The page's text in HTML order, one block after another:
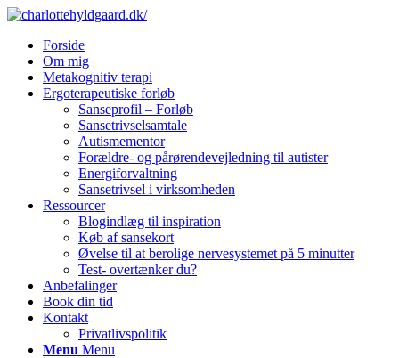
Forside
Om mig
Metakognitiv terapi
Ergoterapeutiske forløb
Sanseprofil – Forløb
Sansetrivselsamtale
Autismementor
Forældre- og pårørendevejledning til autister
Energiforvaltning
Sansetrivsel i virksomheden
Ressourcer
Blogindlæg til inspiration
Køb af sansekort
Øvelse til at berolige nervesystemet på 5 minutter
Test- overtænker du?
Anbefalinger
Book din tid
Kontakt
Privatlivspolitik
Menu Menu